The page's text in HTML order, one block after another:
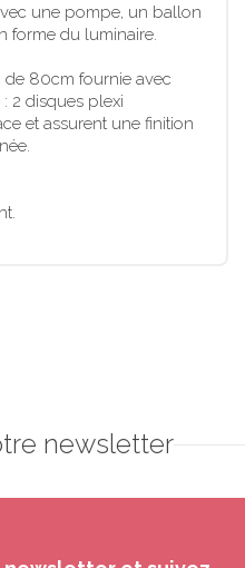
une pompe, un ballon
forme du luminaire.
de 80cm fournie avec
2 disques plexi
et assurent une finition
newsletter